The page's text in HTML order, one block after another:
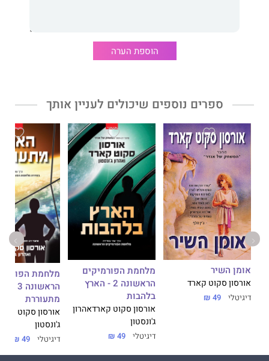
הוספת הערה
ספרים נוספים שיכולים לעניין אותך
אומן השיר
אורסון סקוט קארד
דיגיטלי 49 ₪
מלחמת הפורמיקים
הראשונה 2 - הארץ
בלהבות
אורסון סקוט קארדאהרון
ג'ונסטון
דיגיטלי 49 ₪
מלחמת
מתעוררת
אורסון סקוט
ג'ונסטון
דיגיטלי 49 ₪